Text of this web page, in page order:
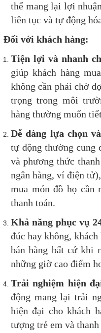
thể mang lại lợi
liên tục và tự động
Đối với khách hàng:
Tiện lợi và nhanh
giúp khách hàng
không cần phải chờ
trọng trong môi
hàng thường muốn
Dễ dàng lựa chọn
tự động thường cung
và phương thức
ngân hàng, ví điện
mua món đồ họ cần
thanh toán.
Khả năng phục vụ
đúc hay không,
bán hàng bất cứ khi
những giờ cao điểm
Trải nghiệm hiện
động mang lại trải
hiện đại cho khách
tượng trẻ em và